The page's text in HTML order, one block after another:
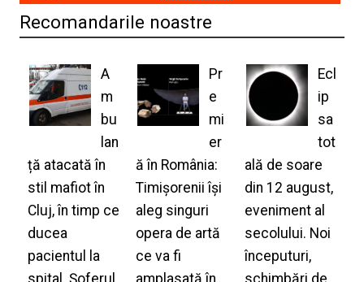
Recomandarile noastre
A
m
bu
lan
ță atacată în
stil mafiot în
Cluj, în timp ce
ducea
pacientul la
Pr
e
mi
er
ă în România:
Timișorenii își
aleg singuri
opera de artă
ce va fi
Ecl
ip
sa
tot
ală de soare
din 12 august,
eveniment al
secolului. Noi
începuturi,